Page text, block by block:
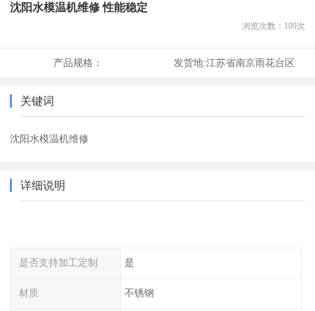
沈阳水模温机维修 性能稳定
浏览次数： 109次
产品规格： 发货地:江苏省南京雨花台区
关键词
沈阳水模温机维修
详细说明
是否支持加工定制 是
材质 不锈钢